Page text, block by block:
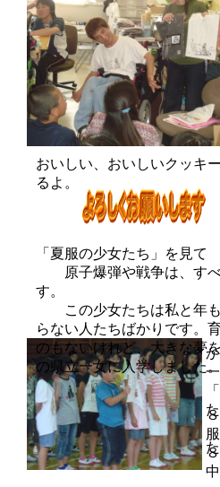
「夏服の少女たち」を見て
原子爆弾や戦争は、すべ
す。
この少女たちは私と年も
らない人たちばかりです。
のもないけれど、大きな夢
の県立一女に入学しました
おいしい、おいしいクッキ
るよ。